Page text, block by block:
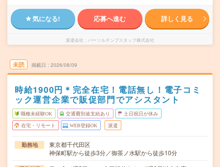
気になる! 応募へ進む 詳しく見る
派遣会社 パーソルテンプスタッフ株式会社
未読 掲載日 2026/08/09
時給1900円＊完全在宅！電話無し！電子コミ
ック運営企業で販促部門でアシスタント
職種未経験OK 交通費別途支給あり 土日祝日が休み
在宅・リモート WEB登録OK 派遣
勤務地
東京都千代田区
神保町駅から徒歩3分／御茶ノ水駅から徒歩10分